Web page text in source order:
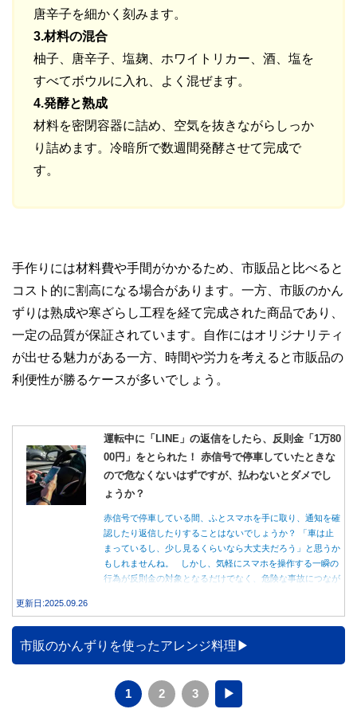
唐辛子を細かく刻みます。
3.材料の混合
柚子、唐辛子、塩麹、ホワイトリカー、酒、塩を
すべてボウルに入れ、よく混ぜます。
4.発酵と熟成
材料を密閉容器に詰め、空気を抜きながらしっか
り詰めます。冷暗所で数週間発酵させて完成で
す。
手作りには材料費や手間がかかるため、市販品と比べると
コスト的に割高になる場合があります。一方、市販のかん
ずりは熟成や寒ざらし工程を経て完成された商品であり、
一定の品質が保証されています。自作にはオリジナリティ
が出せる魅力がある一方、時間や労力を考えると市販品の
利便性が勝るケースが多いでしょう。
運転中に「LINE」の返信をしたら、反則金「1万80
00円」をとられた！ 赤信号で停車していたときな
ので危なくないはずですが、払わないとダメでし
ょうか？
赤信号で停車している間、ふとスマホを手に取り、通知を確
認したり返信したりすることはないでしょうか？ 「車は止
まっているし、少し見るくらいなら大丈夫だろう」と思うか
もしれませんね。 しかし、気軽にスマホを操作する一瞬の
行為が反則金の対象となるだけでなく、危険な事故につなが
更新日:2025.09.26
市販のかんずりを使ったアレンジ料理
1 2 3 ▶